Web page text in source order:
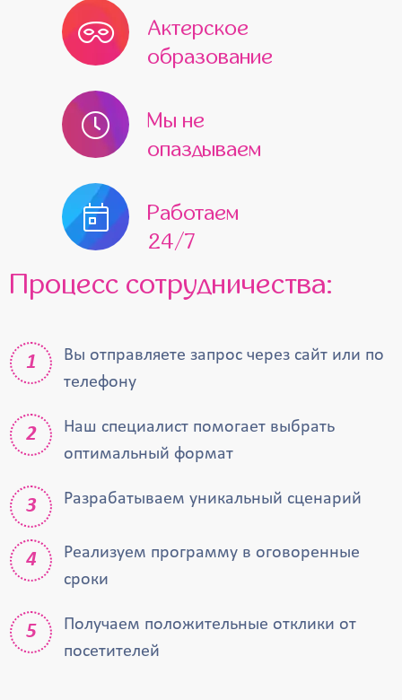
Актерское
образование
Мы не
опаздываем
Работаем
24/7
Процесс сотрудничества:
Вы отправляете запрос через сайт или по
телефону
Наш специалист помогает выбрать
оптимальный формат
Разрабатываем уникальный сценарий
Реализуем программу в оговоренные
сроки
Получаем положительные отклики от
посетителей